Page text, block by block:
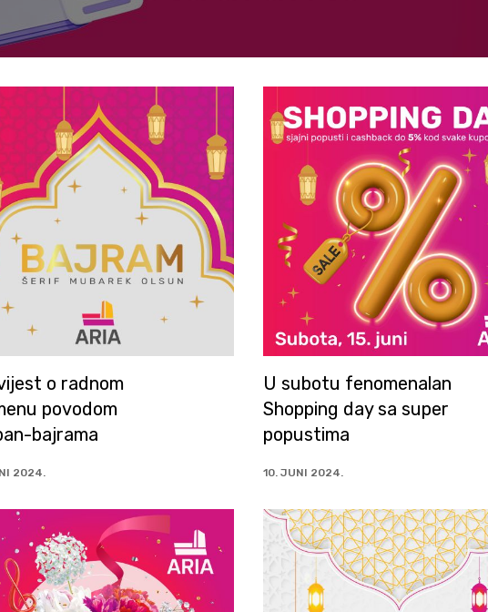
o radnom
povodom
bajrama
2024.
U subotu fenomenalan
Shopping day sa super
popustima
10. JUNI 2024.